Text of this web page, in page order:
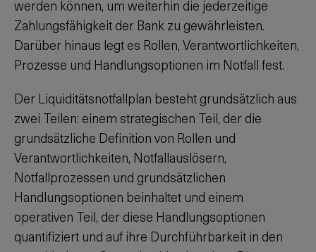
werden können, um weiterhin die jederzeitige
Zahlungsfähigkeit der Bank zu gewährleisten.
Darüber hinaus legt es Rollen, Verantwortlichkeiten,
Prozesse und Handlungsoptionen im Notfall fest.
Der Liquiditätsnotfallplan besteht grundsätzlich aus
zwei Teilen: einem strategischen Teil, der die
grundsätzliche Definition von Rollen und
Verantwortlichkeiten, Notfallauslösern,
Notfallprozessen und grundsätzlichen
Handlungsoptionen beinhaltet und einem
operativen Teil, der diese Handlungsoptionen
quantifiziert und auf ihre Durchführbarkeit in den